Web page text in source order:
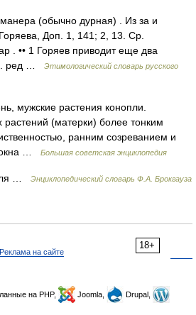
(обычно дурная) . Из за и
Доп. 1, 141; 2, 13. Ср.
. •• 1 Горяев приводит еще два
ред …
Этимологический словарь русского
растения конопли.
растений (матерки) более тонким
ранним созреванием и
…
Большая советская энциклопедия
…
Энциклопедический словарь Ф.А. Брокгауза
18+
Реклама на сайте
на PHP, Joomla,
Drupal,